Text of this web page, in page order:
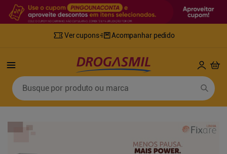
Ver cupons Acompanhar pedido
Busque por produto ou marca
Termos mais buscados
3
fralda xg